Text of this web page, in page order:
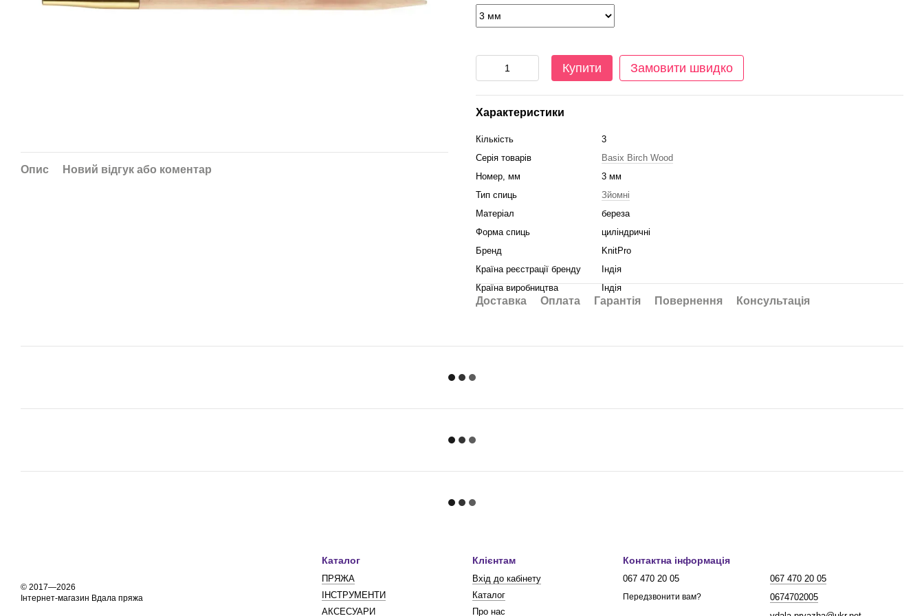
Опис Новий відгук або коментар
Купити Замовити швидко
Характеристики
Кількість
3
Серія товарів
Basix Birch Wood
Номер, мм
3 мм
Тип спиць
Зйомні
Матеріал
береза
Форма спиць
циліндричні
Бренд
KnitPro
Країна реєстрації бренду
Індія
Країна виробництва
Індія
Доставка Оплата Гарантія Повернення Консультація
© 2017—2026
Інтернет-магазин Вдала пряжа
Каталог
ПРЯЖА
ІНСТРУМЕНТИ
АКСЕСУАРИ
Клієнтам
Вхід до кабінету
Каталог
Про нас
Контактна інформація
067 470 20 05
Передзвонити вам?
067 470 20 05
0674702005